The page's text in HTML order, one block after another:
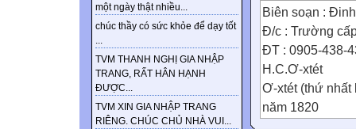
một ngày thật nhiều...
chúc thầy có sức khỏe để dạy tốt
...
TVM THANH NGHỊ GIA NHẬP
TRANG, RẤT HÂN HẠNH
ĐƯỢC...
TVM XIN GIA NHẬP TRANG
RIÊNG. CHÚC CHỦ NHÀ VUI...
Biên soạn :
Đ/c : Trường
ĐT : 0905-438-
H.C.Ơ-xtét
Ơ-xtét (thứ nhất
năm 1820
Kiểm tra bài cũ